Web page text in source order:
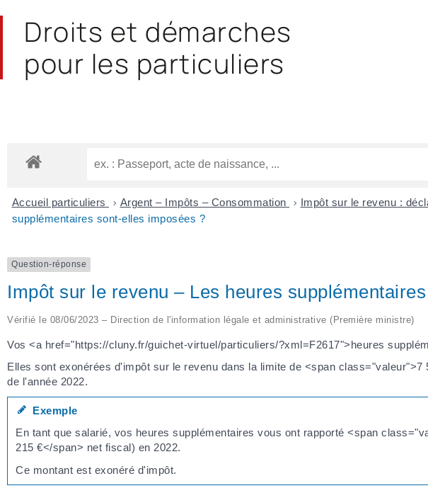
Droits et démarches
pour les particuliers
Accueil particuliers > Argent – Impôts – Consommation > Impôt sur le revenu :
supplémentaires sont-elles imposées ?
Question-réponse
Impôt sur le revenu – Les heures
Vérifié le 08/06/2023 – Direction de l'information légale et administrative (Première ministre)
Vos <a href="https://cluny.fr/guichet-virtuel/particuliers/?xml=F2617">heures
Elles sont exonérées d'impôt sur le revenu dans la limite de <span
de l'année 2022.
Exemple
En tant que salarié, vos heures supplémentaires vous ont rapporté <span
215 €</span> net fiscal) en 2022.
Ce montant est exonéré d'impôt.